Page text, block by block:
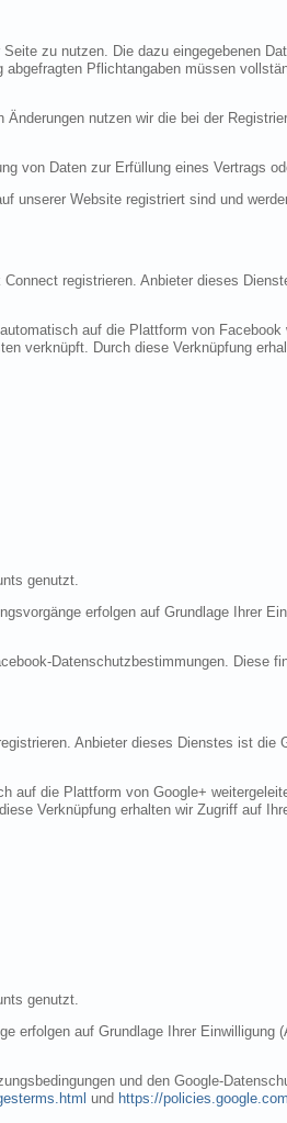
zu nutzen. Die dazu eingegebenen
Pflichtangaben müssen
nutzen wir die bei der
von Daten zur Erfüllung eines Vertrags
unserer Website registriert sind und
registrieren. Anbieter dieses
auf die Plattform von
verknüpft. Durch diese Verknüpfung
genutzt.
erfolgen auf Grundlage Ihrer
Datenschutzbestimmungen. Diese
Anbieter dieses Dienstes ist die
auf die Plattform von Google+
Verknüpfung erhalten wir Zugriff auf
genutzt.
erfolgen auf Grundlage Ihrer
und den Google-
und https://